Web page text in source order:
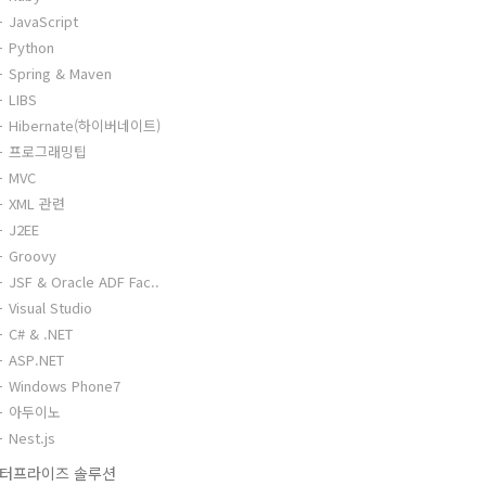
JavaScript
Python
Spring & Maven
LIBS
Hibernate(하이버네이트)
프로그래밍팁
MVC
XML 관련
J2EE
Groovy
JSF & Oracle ADF Fac..
Visual Studio
C# & .NET
ASP.NET
Windows Phone7
아두이노
Nest.js
프라이즈 솔루션